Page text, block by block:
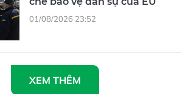
01/08/2026 23:52
XEM THÊM